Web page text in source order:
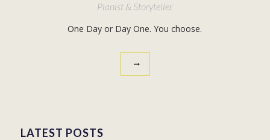
Pianist & Storyteller
One Day or Day One. You choose.
LATEST POSTS